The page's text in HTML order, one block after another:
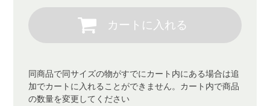
同商品で同サイズの物がすでにカート内にある場合は追
加でカートに入れることができません。カート内で商品
の数量を変更してください